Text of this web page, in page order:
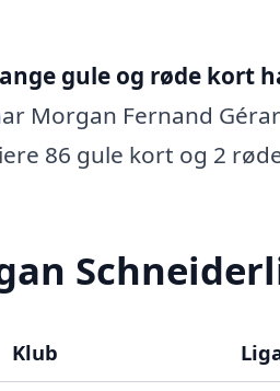
gule og røde kort
Morgan Fernand
86 gule kort og 2
Klub